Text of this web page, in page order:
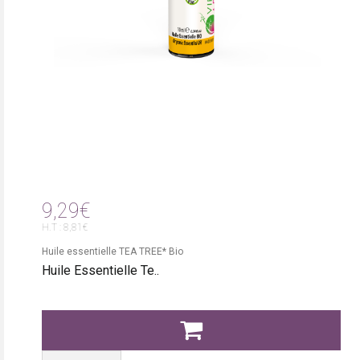
9,29€
H.T : 8,81€
Huile essentielle TEA TREE* Bio
Huile Essentielle Te..